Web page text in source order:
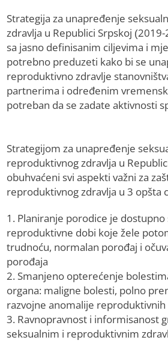
Strategija za unapređenje
zdravlja u Republici Srpskoj
sa jasno definisanim ciljevima i
potrebno preduzeti kako bi se
reproduktivno zdravlje
partnerima i određenim
potreban da se zadate aktivnosti
Strategijom za unapređenje
reproduktivnog zdravlja u
obuhvaćeni svi aspekti važni za
reproduktivnog zdravlja u 3 opšta
1. Planiranje porodice je dostupno
reproduktivne dobi koje žele
trudnoću, normalan porođaj i
porođaja
2. Smanjeno opterećenje
organa: maligne bolesti, polno
razvojne anomalije reproduktivnih
3. Ravnopravnost i informisanost
seksualnim i reproduktivnim